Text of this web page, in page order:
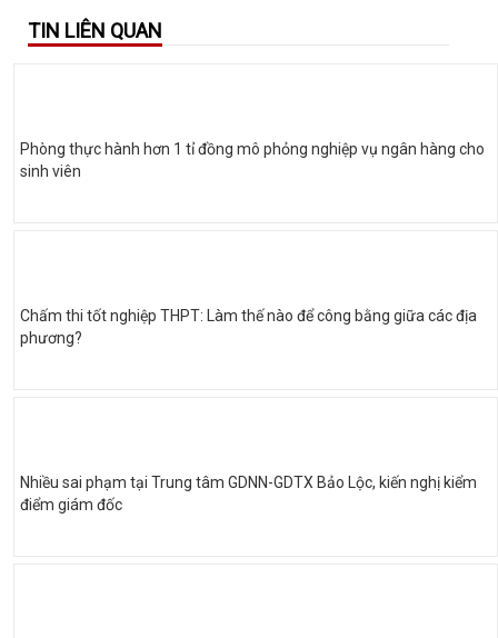
TIN LIÊN QUAN
Phòng thực hành hơn 1 tỉ đồng mô phỏng nghiệp vụ ngân hàng cho
sinh viên
Chấm thi tốt nghiệp THPT: Làm thế nào để công bằng giữa các địa
phương?
Nhiều sai phạm tại Trung tâm GDNN-GDTX Bảo Lộc, kiến nghị kiểm
điểm giám đốc